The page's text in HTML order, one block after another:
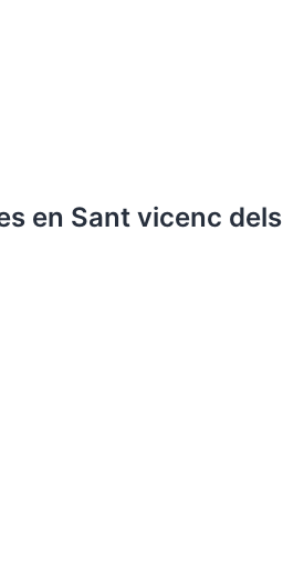
en Sant vicenc dels